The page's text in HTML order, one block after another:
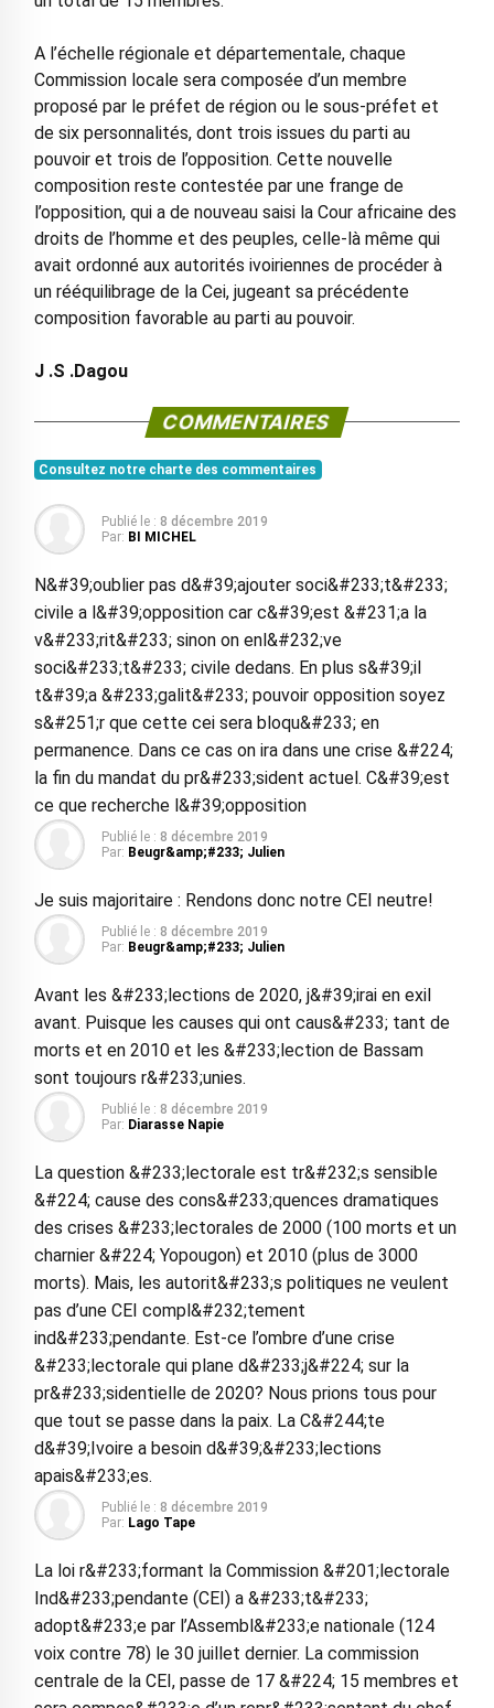
A l’échelle régionale et départementale, chaque
Commission locale sera composée d’un membre
proposé par le préfet de région ou le sous-préfet et
de six personnalités, dont trois issues du parti au
pouvoir et trois de l’opposition. Cette nouvelle
composition reste contestée par une frange de
l’opposition, qui a de nouveau saisi la Cour africaine des
droits de l’homme et des peuples, celle-là même qui
avait ordonné aux autorités ivoiriennes de procéder à
un rééquilibrage de la Cei, jugeant sa précédente
composition favorable au parti au pouvoir.
J .S .Dagou
COMMENTAIRES
Consultez notre charte des commentaires
Publié le : 8 décembre 2019
Par: BI MICHEL
N&#39;oublier pas d&#39;ajouter soci&#233;t&#233;
civile a l&#39;opposition car c&#39;est &#231;a la
v&#233;rit&#233; sinon on enl&#232;ve
soci&#233;t&#233; civile dedans. En plus s&#39;il
t&#39;a &#233;galit&#233; pouvoir opposition soyez
s&#251;r que cette cei sera bloqu&#233; en
permanence. Dans ce cas on ira dans une crise &#224;
la fin du mandat du pr&#233;sident actuel. C&#39;est
ce que recherche l&#39;opposition
Publié le : 8 décembre 2019
Par: Beugr&amp;#233; Julien
Je suis majoritaire : Rendons donc notre CEI neutre!
Publié le : 8 décembre 2019
Par: Beugr&amp;#233; Julien
Avant les &#233;lections de 2020, j&#39;irai en exil
avant. Puisque les causes qui ont caus&#233; tant de
morts et en 2010 et les &#233;lection de Bassam
sont toujours r&#233;unies.
Publié le : 8 décembre 2019
Par: Diarasse Napie
La question &#233;lectorale est tr&#232;s sensible
&#224; cause des cons&#233;quences dramatiques
des crises &#233;lectorales de 2000 (100 morts et un
charnier &#224; Yopougon) et 2010 (plus de 3000
morts). Mais, les autorit&#233;s politiques ne veulent
pas d’une CEI compl&#232;tement
ind&#233;pendante. Est-ce l’ombre d’une crise
&#233;lectorale qui plane d&#233;j&#224; sur la
pr&#233;sidentielle de 2020? Nous prions tous pour
que tout se passe dans la paix. La C&#244;te
d&#39;Ivoire a besoin d&#39;&#233;lections
apais&#233;es.
Publié le : 8 décembre 2019
Par: Lago Tape
La loi r&#233;formant la Commission &#201;lectorale
Ind&#233;pendante (CEI) a &#233;t&#233;
adopt&#233;e par l’Assembl&#233;e nationale (124
voix contre 78) le 30 juillet dernier. La commission
centrale de la CEI, passe de 17 &#224; 15 membres et